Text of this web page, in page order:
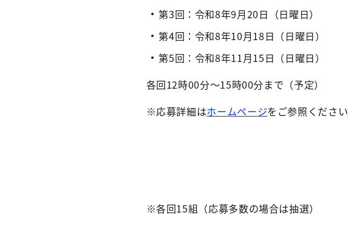
第3回：令和8年9月20日（日曜日）
第4回：令和8年10月18日（日曜日）
第5回：令和8年11月15日（日曜日）
各回12時00分～15時00分まで（予定）
※応募詳細はホームページをご参照ください
※各回15組（応募多数の場合は抽選）